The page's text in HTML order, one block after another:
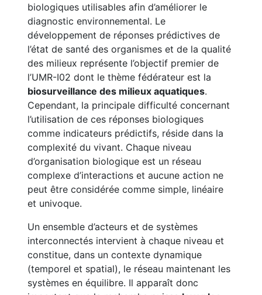
biologiques utilisables afin d’améliorer le
diagnostic environnemental. Le
développement de réponses prédictives de
l’état de santé des organismes et de la qualité
des milieux représente l’objectif premier de
l’UMR-I02 dont le thème fédérateur est la
biosurveillance des milieux aquatiques.
Cependant, la principale difficulté concernant
l’utilisation de ces réponses biologiques
comme indicateurs prédictifs, réside dans la
complexité du vivant. Chaque niveau
d’organisation biologique est un réseau
complexe d’interactions et aucune action ne
peut être considérée comme simple, linéaire
et univoque.
Un ensemble d’acteurs et de systèmes
interconnectés intervient à chaque niveau et
constitue, dans un contexte dynamique
(temporel et spatial), le réseau maintenant les
systèmes en équilibre. Il apparaît donc